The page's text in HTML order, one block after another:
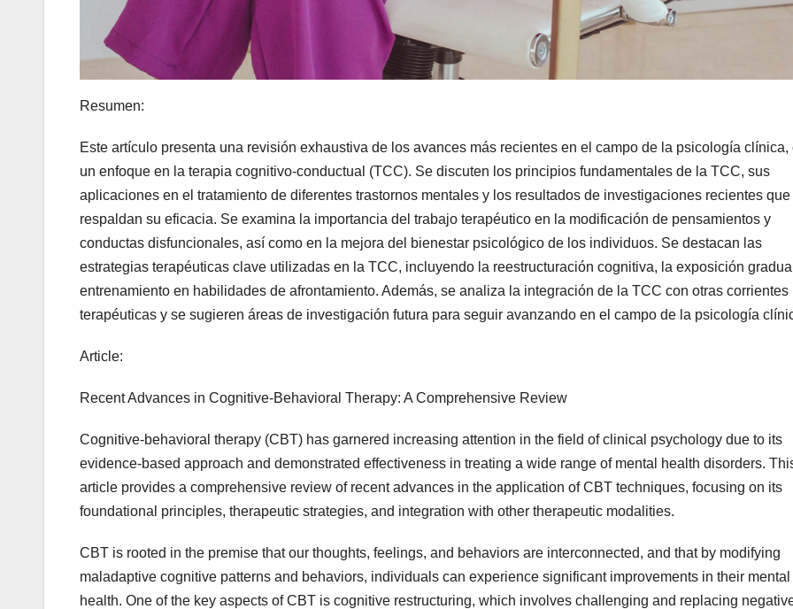
Resumen:
Este artículo presenta una revisión exhaustiva de los avances más recientes en el campo de la psicología clínica,
un enfoque en la terapia cognitivo-conductual (TCC). Se discuten los principios fundamentales de la TCC, sus
aplicaciones en el tratamiento de diferentes trastornos mentales y los resultados de investigaciones recientes que
respaldan su eficacia. Se examina la importancia del trabajo terapéutico en la modificación de pensamientos y
conductas disfuncionales, así como en la mejora del bienestar psicológico de los individuos. Se destacan las
estrategias terapéuticas clave utilizadas en la TCC, incluyendo la reestructuración cognitiva, la exposición
entrenamiento en habilidades de afrontamiento. Además, se analiza la integración de la TCC con otras corrientes
terapéuticas y se sugieren áreas de investigación futura para seguir avanzando en el campo de la psicología
Article:
Recent Advances in Cognitive-Behavioral Therapy: A Comprehensive Review
Cognitive-behavioral therapy (CBT) has garnered increasing attention in the field of clinical psychology due to its
evidence-based approach and demonstrated effectiveness in treating a wide range of mental health disorders.
article provides a comprehensive review of recent advances in the application of CBT techniques, focusing on its
foundational principles, therapeutic strategies, and integration with other therapeutic modalities.
CBT is rooted in the premise that our thoughts, feelings, and behaviors are interconnected, and that by modifying
maladaptive cognitive patterns and behaviors, individuals can experience significant improvements in their mental
health. One of the key aspects of CBT is cognitive restructuring, which involves challenging and replacing